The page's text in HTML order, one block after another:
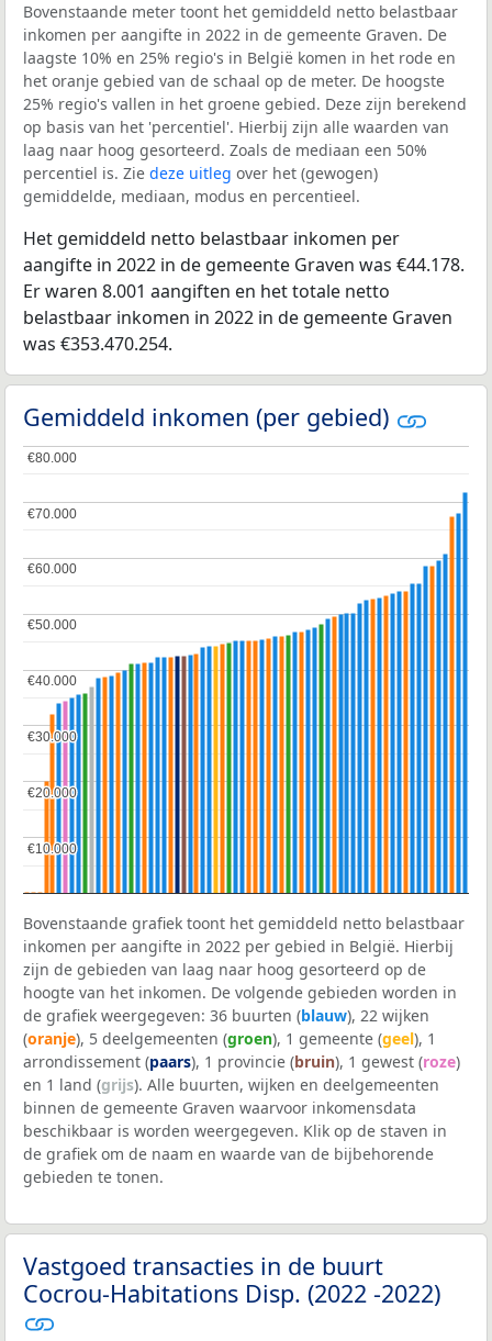
Bovenstaande meter toont het gemiddeld netto belastbaar
inkomen per aangifte in 2022 in de gemeente Graven. De
laagste 10% en 25% regio's in België komen in het rode en
het oranje gebied van de schaal op de meter. De hoogste
25% regio's vallen in het groene gebied. Deze zijn berekend
op basis van het 'percentiel'. Hierbij zijn alle waarden van
laag naar hoog gesorteerd. Zoals de mediaan een 50%
percentiel is. Zie deze uitleg over het (gewogen)
gemiddelde, mediaan, modus en percentieel.
Het gemiddeld netto belastbaar inkomen per
aangifte in 2022 in de gemeente Graven was €44.178.
Er waren 8.001 aangiften en het totale netto
belastbaar inkomen in 2022 in de gemeente Graven
was €353.470.254.
Gemiddeld inkomen (per gebied)
€10.000
€10.000
€20.000
€20.000
€30.000
€30.000
€40.000
€40.000
€50.000
€50.000
€60.000
€60.000
€70.000
€70.000
€80.000
€80.000
Bovenstaande grafiek toont het gemiddeld netto belastbaar
inkomen per aangifte in 2022 per gebied in België. Hierbij
zijn de gebieden van laag naar hoog gesorteerd op de
hoogte van het inkomen. De volgende gebieden worden in
de grafiek weergegeven: 36 buurten (blauw), 22 wijken
(oranje), 5 deelgemeenten (groen), 1 gemeente (geel), 1
arrondissement (paars), 1 provincie (bruin), 1 gewest (roze)
en 1 land (grijs). Alle buurten, wijken en deelgemeenten
binnen de gemeente Graven waarvoor inkomensdata
beschikbaar is worden weergegeven. Klik op de staven in
de grafiek om de naam en waarde van de bijbehorende
gebieden te tonen.
Vastgoed transacties in de buurt
Cocrou-Habitations Disp. (2022 -2022)